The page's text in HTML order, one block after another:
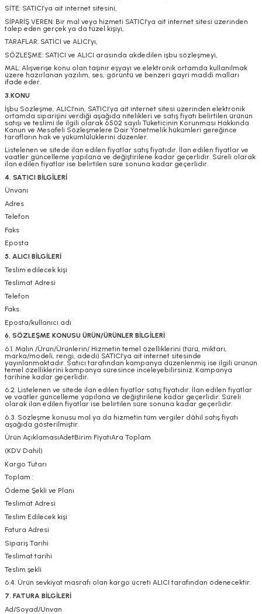
SİTE: SATICI’ya ait internet sitesini,
SİPARİŞ VEREN: Bir mal veya hizmeti SATICI’ya ait internet sitesi üzerinden
talep eden gerçek ya da tüzel kişiyi,
TARAFLAR: SATICI ve ALICI’yı,
SÖZLEŞME: SATICI ve ALICI arasında akdedilen işbu sözleşmeyi,
MAL: Alışverişe konu olan taşınır eşyayı ve elektronik ortamda kullanılmak
üzere hazırlanan yazılım, ses, görüntü ve benzeri gayri maddi malları
ifade eder.
3.KONU
İşbu Sözleşme, ALICI’nın, SATICI’ya ait internet sitesi üzerinden elektronik
ortamda siparişini verdiği aşağıda nitelikleri ve satış fiyatı belirtilen ürünün
satışı ve teslimi ile ilgili olarak 6502 sayılı Tüketicinin Korunması Hakkında
Kanun ve Mesafeli Sözleşmelere Dair Yönetmelik hükümleri gereğince
tarafların hak ve yükümlülüklerini düzenler.
Listelenen ve sitede ilan edilen fiyatlar satış fiyatıdır. İlan edilen fiyatlar ve
vaatler güncelleme yapılana ve değiştirilene kadar geçerlidir. Süreli olarak
ilan edilen fiyatlar ise belirtilen süre sonuna kadar geçerlidir.
4. SATICI BİLGİLERİ
Ünvanı
Adres
Telefon
Faks
Eposta
5. ALICI BİLGİLERİ
Teslim edilecek kişi
Teslimat Adresi
Telefon
Faks
Eposta/kullanıcı adı
6. SÖZLEŞME KONUSU ÜRÜN/ÜRÜNLER BİLGİLERİ
6.1. Malın /Ürün/Ürünlerin/ Hizmetin temel özelliklerini (türü, miktarı,
marka/modeli, rengi, adedi) SATICI’ya ait internet sitesinde
yayınlanmaktadır. Satıcı tarafından kampanya düzenlenmiş ise ilgili ürünün
temel özelliklerini kampanya süresince inceleyebilirsiniz. Kampanya
tarihine kadar geçerlidir.
6.2. Listelenen ve sitede ilan edilen fiyatlar satış fiyatıdır. İlan edilen fiyatlar
ve vaatler güncelleme yapılana ve değiştirilene kadar geçerlidir. Süreli
olarak ilan edilen fiyatlar ise belirtilen süre sonuna kadar geçerlidir.
6.3. Sözleşme konusu mal ya da hizmetin tüm vergiler dâhil satış fiyatı
aşağıda gösterilmiştir.
Ürün AçıklamasıAdetBirim FiyatıAra Toplam
(KDV Dahil)
Kargo Tutarı
Toplam :
Ödeme Şekli ve Planı
Teslimat Adresi
Teslim Edilecek kişi
Fatura Adresi
Sipariş Tarihi
Teslimat tarihi
Teslim şekli
6.4. Ürün sevkiyat masrafı olan kargo ücreti ALICI tarafından ödenecektir.
7. FATURA BİLGİLERİ
Ad/Soyad/Unvan